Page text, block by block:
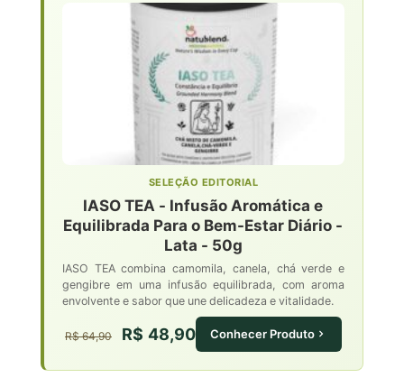
SELEÇÃO EDITORIAL
IASO TEA - Infusão Aromática e
Equilibrada Para o Bem-Estar Diário -
Lata - 50g
IASO TEA combina camomila, canela, chá verde e
gengibre em uma infusão equilibrada, com aroma
envolvente e sabor que une delicadeza e vitalidade.
R$ 64,90 R$ 48,90 Conhecer Produto